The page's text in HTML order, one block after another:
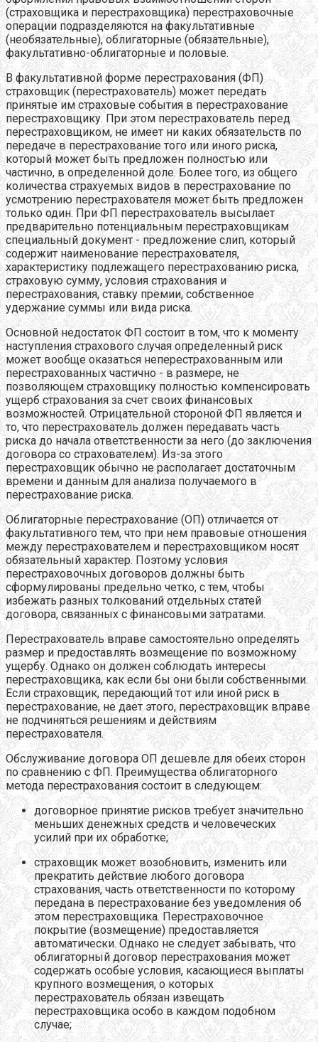
(страховщика и перестраховщика) перестраховочные
операции подразделяются на факультативные
(необязательные), облигаторные (обязательные),
факультативно-облигаторные и половые.
В факультативной форме перестрахования (ФП)
страховщик (перестрахователь) может передать
принятые им страховые события в перестрахование
перестраховщику. При этом перестрахователь перед
перестраховщиком, не имеет ни каких обязательств по
передаче в перестрахование того или иного риска,
который может быть предложен полностью или
частично, в определенной доле. Более того, из общего
количества страхуемых видов в перестрахование по
усмотрению перестрахователя может быть предложен
только один. При ФП перестрахователь высылает
предварительно потенциальным перестраховщикам
специальный документ - предложение слип, который
содержит наименование перестрахователя,
характеристику подлежащего перестрахованию риска,
страховую сумму, условия страхования и
перестрахования, ставку премии, собственное
удержание суммы или вида риска.
Основной недостаток ФП состоит в том, что к моменту
наступления страхового случая определенный риск
может вообще оказаться неперестрахованным или
перестрахованных частично - в размере, не
позволяющем страховщику полностью компенсировать
ущерб страхования за счет своих финансовых
возможностей. Отрицательной стороной ФП является и
то, что перестрахователь должен передавать часть
риска до начала ответственности за него (до заключения
договора со страхователем). Из-за этого
перестраховщик обычно не располагает достаточным
времени и данным для анализа получаемого в
перестрахование риска.
Облигаторные перестрахование (ОП) отличается от
факультативного тем, что при нем правовые отношения
между перестрахователем и перестраховщиком носят
обязательный характер. Поэтому условия
перестраховочных договоров должны быть
сформулированы предельно четко, с тем, чтобы
избежать разных толкований отдельных статей
договора, связанных с финансовыми затратами.
Перестрахователь вправе самостоятельно определять
размер и предоставлять возмещение по возможному
ущербу. Однако он должен соблюдать интересы
перестраховщика, как если бы они были собственными.
Если страховщик, передающий тот или иной риск в
перестрахование, не дает этого, перестраховщик вправе
не подчиняться решениям и действиям
перестрахователя.
Обслуживание договора ОП дешевле для обеих сторон
по сравнению с ФП. Преимущества облигаторного
метода перестрахования состоит в следующем:
договорное принятие рисков требует значительно
меньших денежных средств и человеческих
усилий при их обработке;
страховщик может возобновить, изменить или
прекратить действие любого договора
страхования, часть ответственности по которому
передана в перестрахование без уведомления об
этом перестраховщика. Перестраховочное
покрытие (возмещение) предоставляется
автоматически. Однако не следует забывать, что
облигаторный договор перестрахования может
содержать особые условия, касающиеся выплаты
крупного возмещения, о которых
перестрахователь обязан извещать
перестраховщика особо в каждом подобном
случае;